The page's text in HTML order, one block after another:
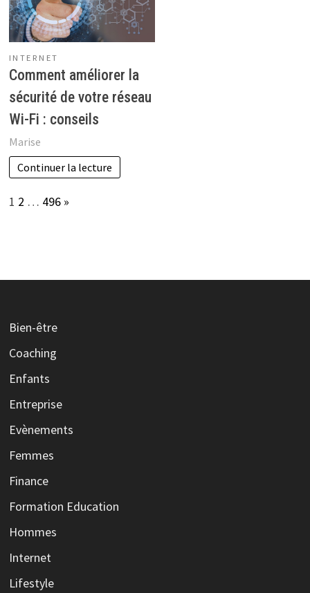
INTERNET
Comment améliorer la
sécurité de votre réseau
Wi-Fi : conseils
Marise
Continuer la lecture
Page:
1 2 … 496 Next
»
Bien-être
Coaching
Enfants
Entreprise
Evènements
Femmes
Finance
Formation Education
Hommes
Internet
Lifestyle